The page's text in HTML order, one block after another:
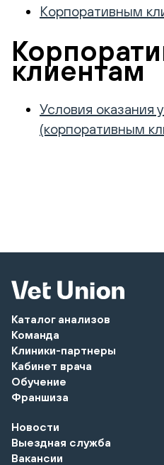
Корпоративным
клиентам
Условия оказания
(корпоративным
Каталог анализов
Команда
Клиники-партнеры
Кабинет врача
Обучение
Франшиза
Новости
Выездная служба
Вакансии